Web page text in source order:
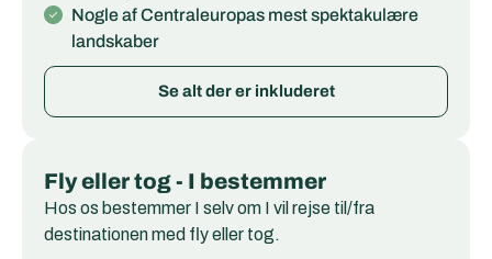
Nogle af Centraleuropas mest spektakulære
landskaber
Se alt der er inkluderet
Fly eller tog - I bestemmer
Hos os bestemmer I selv om I vil rejse til/fra
destinationen med fly eller tog.